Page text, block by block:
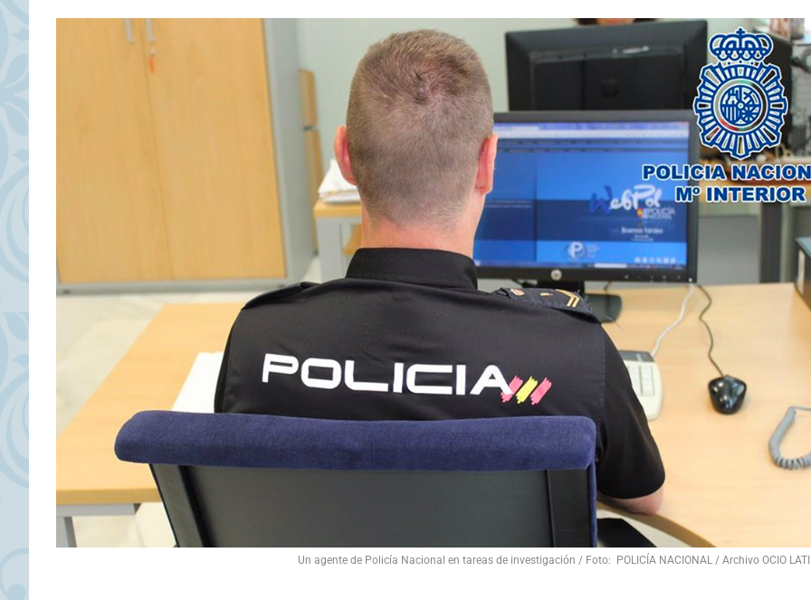
Un agente de Policía Nacional en tareas de investigación / Foto: POLICÍA NACIONAL / Archivo OCIO